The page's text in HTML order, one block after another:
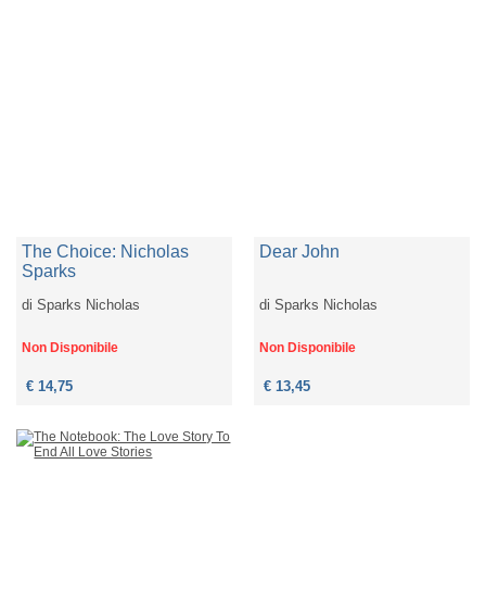
The Choice: Nicholas
Sparks
diSparks Nicholas
Non Disponibile
€ 14,75
Dear John
diSparks Nicholas
Non Disponibile
€ 13,45